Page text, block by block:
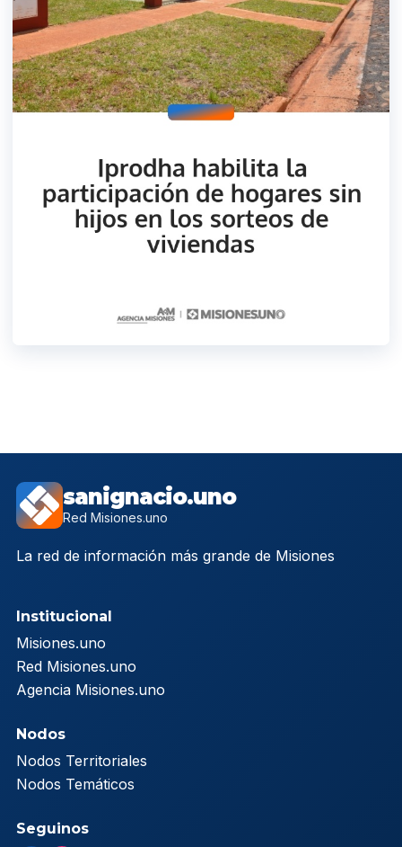
sanignacio.uno
Red Misiones.uno
La red de información más grande de Misiones
Institucional
Misiones.uno
Red Misiones.uno
Agencia Misiones.uno
Nodos
Nodos Territoriales
Nodos Temáticos
Seguinos